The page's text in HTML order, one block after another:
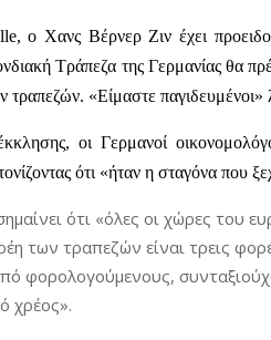
ο Χανς Βέρνερ Ζιν έχει
Τράπεζα της Γερμανίας θα
τραπεζών. «Είμαστε
οι Γερμανοί
ότι «ήταν η σταγόνα που
ότι «όλες οι χώρες του
των τραπεζών είναι τρεις
φορολογούμενους,
χρέος».